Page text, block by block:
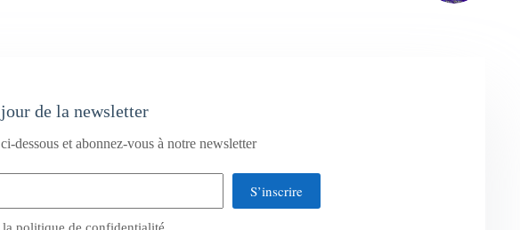
de la newsletter
dessous et abonnez-vous à notre newsletter
S’inscrire